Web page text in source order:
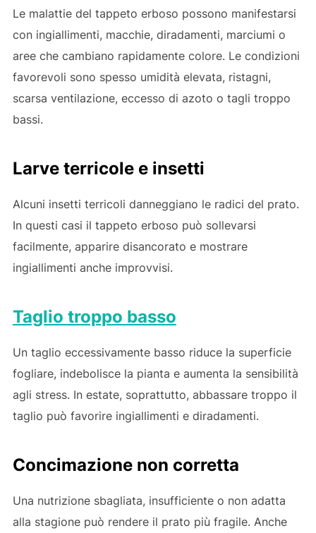
Le malattie del tappeto erboso possono manifestarsi
con ingiallimenti, macchie, diradamenti, marciumi o
aree che cambiano rapidamente colore. Le condizioni
favorevoli sono spesso umidità elevata, ristagni,
scarsa ventilazione, eccesso di azoto o tagli troppo
bassi.
Larve terricole e insetti
Alcuni insetti terricoli danneggiano le radici del prato.
In questi casi il tappeto erboso può sollevarsi
facilmente, apparire disancorato e mostrare
ingiallimenti anche improvvisi.
Taglio troppo basso
Un taglio eccessivamente basso riduce la superficie
fogliare, indebolisce la pianta e aumenta la sensibilità
agli stress. In estate, soprattutto, abbassare troppo il
taglio può favorire ingiallimenti e diradamenti.
Concimazione non corretta
Una nutrizione sbagliata, insufficiente o non adatta
alla stagione può rendere il prato più fragile. Anche